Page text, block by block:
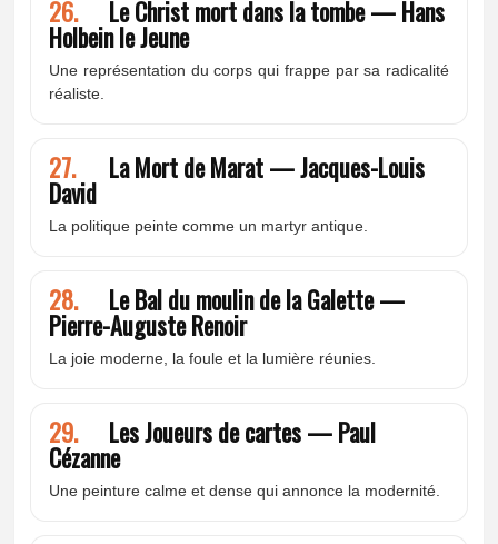
26. Le Christ mort dans la tombe — Hans
Holbein le Jeune
Une représentation du corps qui frappe par sa radicalité
réaliste.
27. La Mort de Marat — Jacques-Louis
David
La politique peinte comme un martyr antique.
28. Le Bal du moulin de la Galette —
Pierre-Auguste Renoir
La joie moderne, la foule et la lumière réunies.
29. Les Joueurs de cartes — Paul
Cézanne
Une peinture calme et dense qui annonce la modernité.